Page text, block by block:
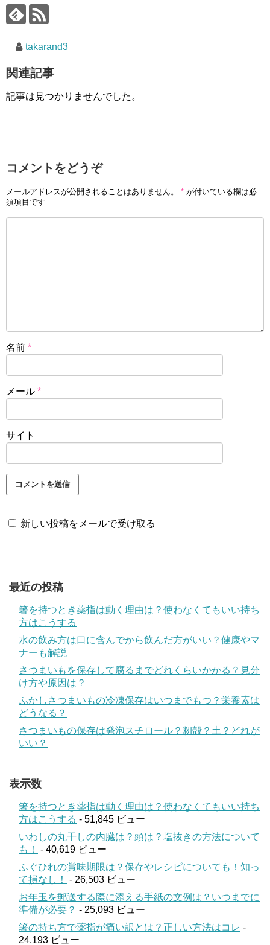
takarand3
関連記事
記事は見つかりませんでした。
コメントをどうぞ
メールアドレスが公開されることはありません。 * が付いている欄は必
須項目です
名前 *
メール *
サイト
新しい投稿をメールで受け取る
最近の投稿
箸を持つとき薬指は動く理由は？使わなくてもいい持ち
方はこうする
水の飲み方は口に含んでから飲んだ方がいい？健康やマ
ナーも解説
さつまいもを保存して腐るまでどれくらいかかる？見分
け方や原因は？
ふかしさつまいもの冷凍保存はいつまでもつ？栄養素は
どうなる？
さつまいもの保存は発泡スチロール？籾殻？土？どれが
いい？
表示数
箸を持つとき薬指は動く理由は？使わなくてもいい持ち
方はこうする - 51,845 ビュー
いわしの丸干しの内臓は？頭は？塩抜きの方法について
も！
- 40,619 ビュー
ふぐひれの賞味期限は？保存やレシピについても！知っ
て損なし！
- 26,503 ビュー
お年玉を郵送する際に添える手紙の文例は？いつまでに
準備が必要？ - 25,093 ビュー
箸の持ち方で薬指が痛い訳とは？正しい方法はコレ -
24,193 ビュー